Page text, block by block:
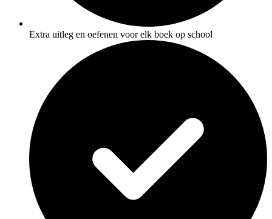
Extra uitleg en oefenen voor elk boek op school